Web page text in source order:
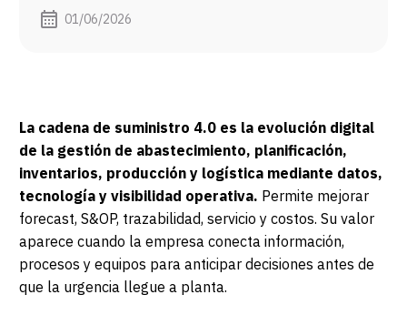
01/06/2026
La cadena de suministro 4.0 es la evolución digital
de la gestión de abastecimiento, planificación,
inventarios, producción y logística mediante datos,
tecnología y visibilidad operativa. Permite mejorar
forecast, S&OP, trazabilidad, servicio y costos. Su valor
aparece cuando la empresa conecta información,
procesos y equipos para anticipar decisiones antes de
que la urgencia llegue a planta.